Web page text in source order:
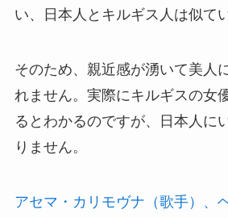
い、日本人とキルギス人は似て
そのため、親近感が湧いて美人
れません。実際にキルギスの女
るとわかるのですが、日本人に
りません。
アセマ・カリモヴナ（歌手）、